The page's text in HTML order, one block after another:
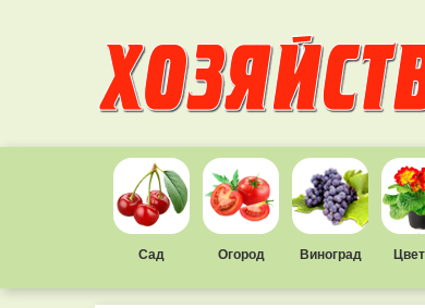
Сад Огород Виноград